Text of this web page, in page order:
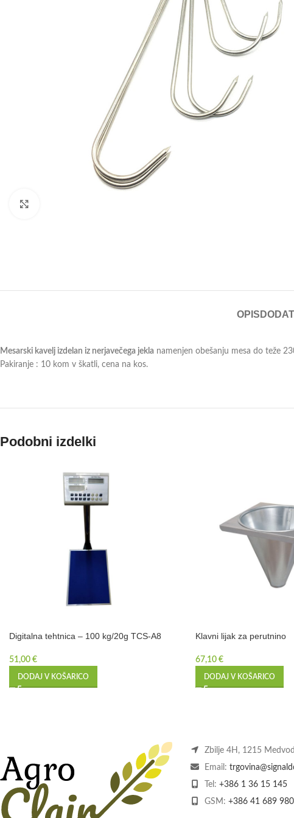
OPIS
Mesarski kavelj izdelan iz nerjavečega jekla namenjen obešanju mesa do teže
Pakiranje : 10 kom v škatli, cena na kos.
Podobni izdelki
Digitalna tehtnica – 100 kg/20g TCS-A8
51,00 €
DODAJ V KOŠARICO
Klavni lijak za perutnino
67,10 €
DODAJ V KOŠARICO
Zbilje 4H, 1215
Email:
Tel: +386 1 36 15 145
GSM: +386 41 689 980